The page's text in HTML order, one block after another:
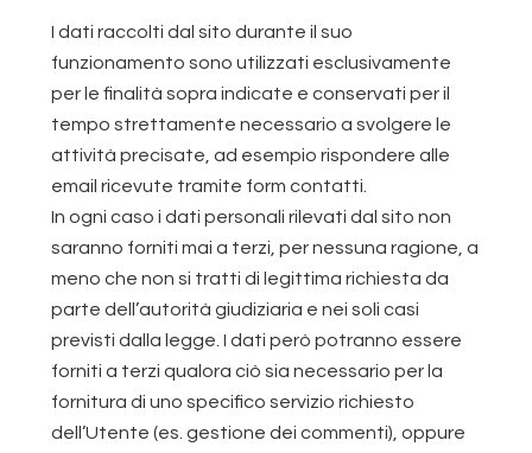
I dati raccolti dal sito durante il suo
funzionamento sono utilizzati esclusivamente
per le finalità sopra indicate e conservati per il
tempo strettamente necessario a svolgere le
attività precisate, ad esempio rispondere alle
email ricevute tramite form contatti.
In ogni caso i dati personali rilevati dal sito non
saranno forniti mai a terzi, per nessuna ragione, a
meno che non si tratti di legittima richiesta da
parte dell’autorità giudiziaria e nei soli casi
previsti dalla legge. I dati però potranno essere
forniti a terzi qualora ciò sia necessario per la
fornitura di uno specifico servizio richiesto
dell’Utente (es. gestione dei commenti), oppure